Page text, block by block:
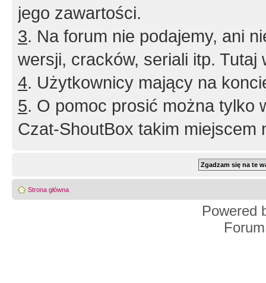
jego zawartości.
3. Na forum nie podajemy, ani
wersji, cracków, seriali itp. Tutaj
4. Użytkownicy mający na
5. O pomoc prosić można tylko
Czat-ShoutBox takim miejscem
Strona główna
Powered